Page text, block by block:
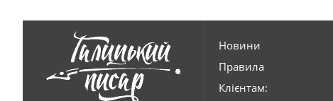
Новини
Правила
Клієнтам: